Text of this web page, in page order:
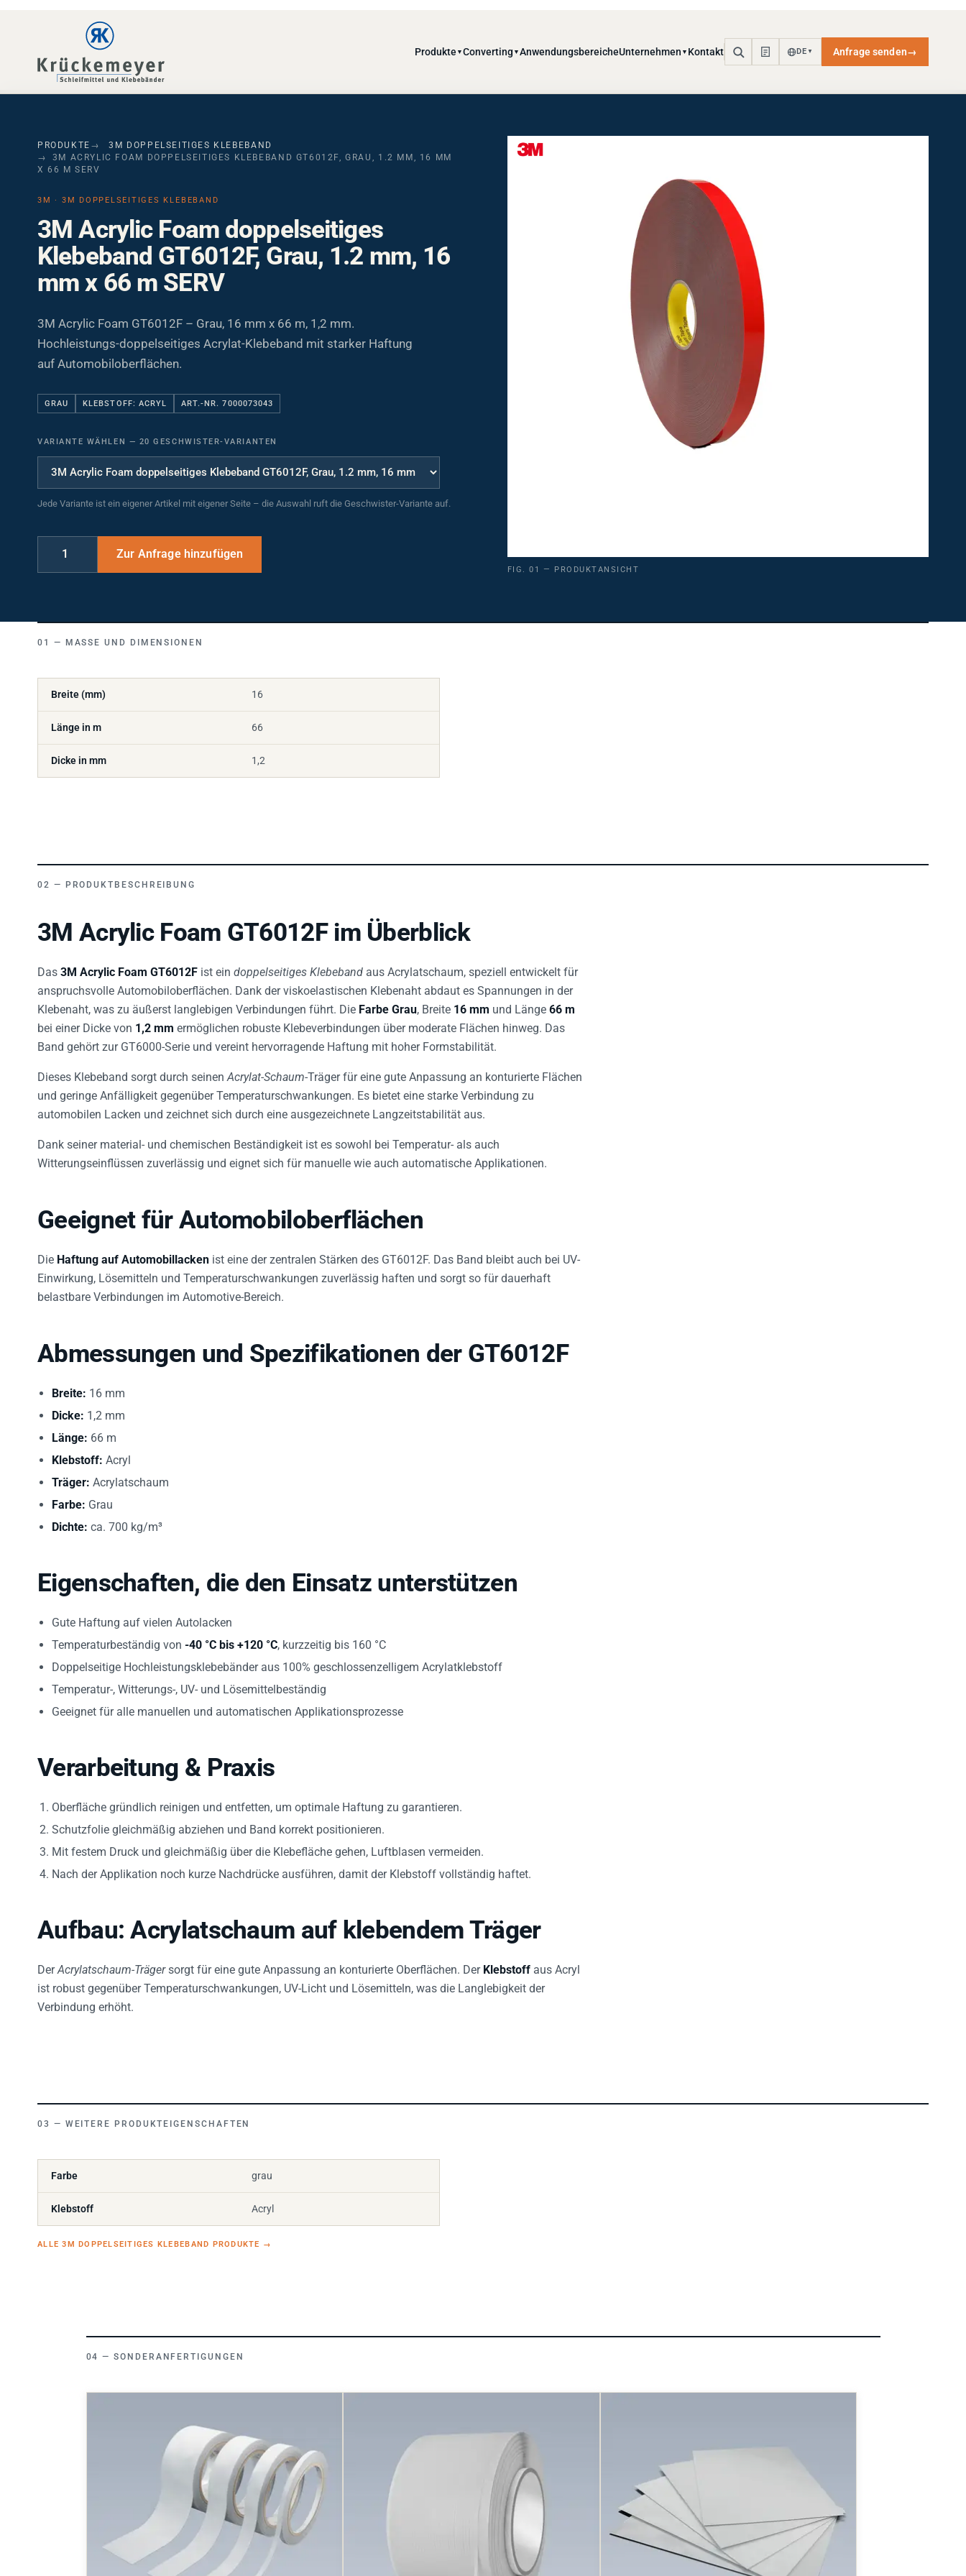
Kontakt DE
3M ACRYLIC FOAM DOPPELSEITIGES KLEBEBAND GT6012F, GRAU, 1.2 MM, 16 MM
X 66 M SERV
3M Acrylic Foam doppelseitiges
Klebeband GT6012F, Grau, 1.2 mm, 16
mm x 66 m SERV
3M Acrylic Foam GT6012F – Grau, 16 mm x 66 m, 1,2 mm.
Hochleistungs-doppelseitiges Acrylat-Klebeband mit starker Haftung
auf Automobiloberflächen.
GRAU KLEBSTOFF: ACRYL ART.-NR. 7000073043
VARIANTE WÄHLEN
Jede Variante ist ein eigener Artikel mit eigener Seite – die Auswahl ruft die Geschwister-Variante auf.
MASSE UND DIMENSIONEN
Breite (mm) 16
Länge in m 66
Dicke in mm 1,2
PRODUKTBESCHREIBUNG
3M Acrylic Foam GT6012F im Überblick
Das 3M Acrylic Foam GT6012F ist ein doppelseitiges Klebeband aus Acrylatschaum, speziell entwickelt für
anspruchsvolle Automobiloberflächen. Dank der viskoelastischen Klebenaht abdaut es Spannungen in der
Klebenaht, was zu äußerst langlebigen Verbindungen führt. Die Farbe Grau , Breite 16 mm und Länge 66 m
bei einer Dicke von 1,2 mm ermöglichen robuste Klebeverbindungen über moderate Flächen hinweg. Das
Band gehört zur GT6000-Serie und vereint hervorragende Haftung mit hoher Formstabilität.
Dieses Klebeband sorgt durch seinen Acrylat-Schaum -Träger für eine gute Anpassung an konturierte Flächen
und geringe Anfälligkeit gegenüber Temperaturschwankungen. Es bietet eine starke Verbindung zu
automobilen Lacken und zeichnet sich durch eine ausgezeichnete Langzeitstabilität aus.
Dank seiner material- und chemischen Beständigkeit ist es sowohl bei Temperatur- als auch
Witterungseinflüssen zuverlässig und eignet sich für manuelle wie auch automatische Applikationen.
Geeignet für Automobiloberflächen
Die Haftung auf Automobillacken ist eine der zentralen Stärken des GT6012F. Das Band bleibt auch bei UV-
Einwirkung, Lösemitteln und Temperaturschwankungen zuverlässig haften und sorgt so für dauerhaft
belastbare Verbindungen im Automotive-Bereich.
Abmessungen und Spezifikationen der GT6012F
Breite: 16 mm
Dicke: 1,2 mm
Länge: 66 m
Klebstoff: Acryl
Träger: Acrylatschaum
Farbe: Grau
Dichte: ca. 700 kg/m³
Eigenschaften, die den Einsatz unterstützen
Gute Haftung auf vielen Autolacken
Temperaturbeständig von
-40 °C bis +120 °C , kurzzeitig bis 160 °C
Doppelseitige Hochleistungsklebebänder aus 100% geschlossenzelligem Acrylatklebstoff
Temperatur-, Witterungs-, UV- und Lösemittelbeständig
Geeignet für alle manuellen und automatischen Applikationsprozesse
Verarbeitung & Praxis
Oberfläche gründlich reinigen und entfetten, um optimale Haftung zu garantieren.
Schutzfolie gleichmäßig abziehen und Band korrekt positionieren.
Mit festem Druck und gleichmäßig über die Klebefläche gehen, Luftblasen vermeiden.
Nach der Applikation noch kurze Nachdrücke ausführen, damit der Klebstoff vollständig haftet.
Aufbau: Acrylatschaum auf klebendem Träger
Der Acrylatschaum-Trägersorgt für eine gute Anpassung an konturierte Oberflächen. Der Klebstoff aus Acryl
ist robust gegenüber Temperaturschwankungen, UV-Licht und Lösemitteln, was die Langlebigkeit der
Verbindung erhöht.
WEITERE PRODUKTEIGENSCHAFTEN
Farbe
Klebstoff Acryl
SONDERANFERTIGUNGEN